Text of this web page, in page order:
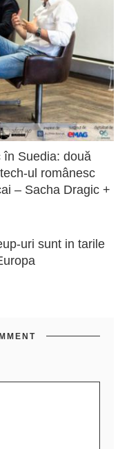
în Suedia: două
ul românesc
– Sacha Dragic +
uri sunt in tarile